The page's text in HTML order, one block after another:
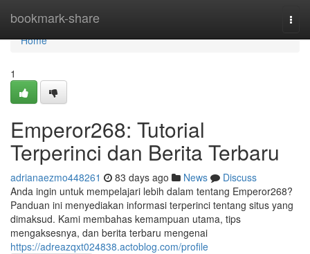
bookmark-share
Home
Home
1
Emperor268: Tutorial
Terperinci dan Berita Terbaru
adrianaezmo448261 83 days ago News
Discuss
Anda ingin untuk mempelajari lebih dalam tentang Emperor268?
Panduan ini menyediakan informasi terperinci tentang situs yang
dimaksud. Kami membahas kemampuan utama, tips
mengaksesnya, dan berita terbaru mengenai
https://adreazqxt024838.actoblog.com/profile